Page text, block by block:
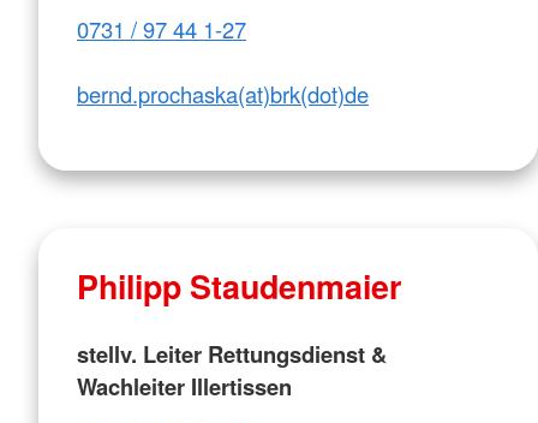
0731 / 97 44 1-27
bernd.prochaska(at)brk(dot)de
Philipp Staudenmaier
stellv. Leiter Rettungsdienst &
Wachleiter Illertissen